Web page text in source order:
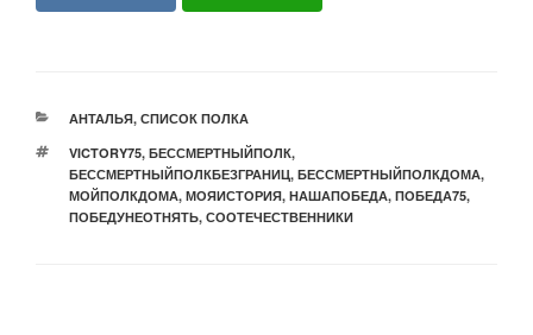
РУБРИКИ
АНТАЛЬЯ, СПИСОК ПОЛКА
МЕТКИ
VICTORY75, БЕССМЕРТНЫЙПОЛК,
БЕССМЕРТНЫЙПОЛКБЕЗГРАНИЦ, БЕССМЕРТНЫЙПОЛКДОМА,
МОЙПОЛКДОМА, МОЯИСТОРИЯ, НАШАПОБЕДА, ПОБЕДА75,
ПОБЕДУНЕОТНЯТЬ, СООТЕЧЕСТВЕННИКИ